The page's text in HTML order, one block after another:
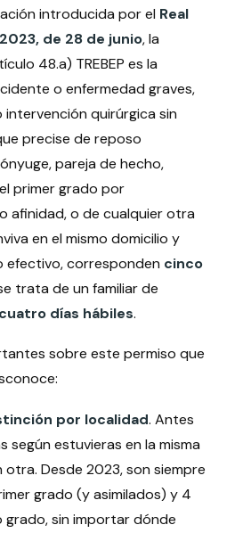
introducida por el Real
de 28 de junio, la
48.a) TREBEP es la
o enfermedad graves,
quirúrgica sin
precise de reposo
pareja de hecho,
primer grado por
afinidad, o de cualquier otra
en el mismo domicilio y
efectivo, corresponden cinco
trata de un familiar de
cuatro días hábiles.
sobre este permiso que
por localidad. Antes
según estuvieras en la misma
otra. Desde 2023, son siempre
grado (y asimilados) y 4
grado, sin importar dónde